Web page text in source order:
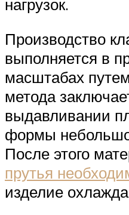
нагрузок.
Производство
выполняется в
масштабах
метода
выдавливании
формы
После этого
прутья
изделие